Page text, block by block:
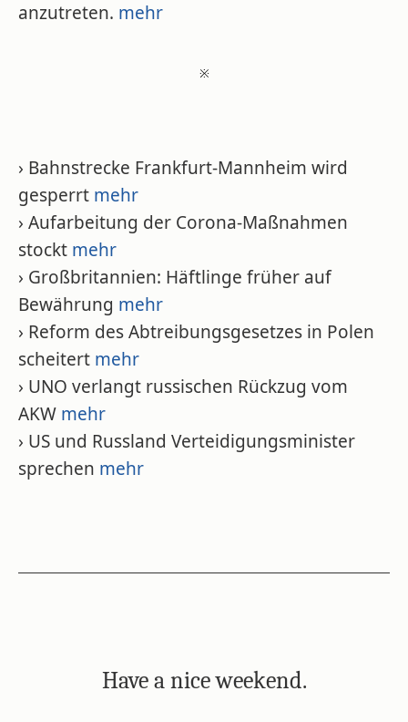
anzutreten. mehr
※
› Bahnstrecke Frankfurt-Mannheim wird
gesperrt mehr
› Aufarbeitung der Corona-Maßnahmen
stockt mehr
› Großbritannien: Häftlinge früher auf
Bewährung mehr
› Reform des Abtreibungsgesetzes in Polen
scheitert mehr
› UNO verlangt russischen Rückzug vom
AKW mehr
› US und Russland Verteidigungsminister
sprechen mehr
Have a nice weekend.